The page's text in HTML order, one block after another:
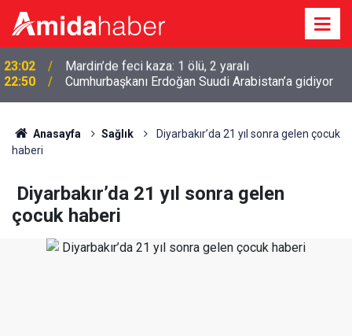
22:50 Cumhurbaşkanı Erdoğan Suudi Arabistan’a gidiyor
Anasayfa Sağlık
Diyarbakır’da 21 yıl sonra gelen çocuk
haberi
Diyarbakır’da 21 yıl sonra gelen
çocuk haberi